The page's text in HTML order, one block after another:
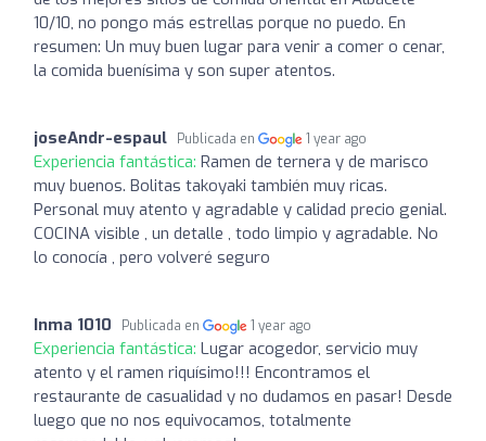
10/10, no pongo más estrellas porque no puedo. En
resumen: Un muy buen lugar para venir a comer o cenar,
la comida buenísima y son super atentos.
joseAndr-espaul Publicada en 1 year ago
Experiencia fantástica: Ramen de ternera y de marisco
muy buenos. Bolitas takoyaki también muy ricas.
Personal muy atento y agradable y calidad precio genial.
COCINA visible , un detalle , todo limpio y agradable. No
lo conocía , pero volveré seguro
Inma 1010 Publicada en 1 year ago
Experiencia fantástica: Lugar acogedor, servicio muy
atento y el ramen riquísimo!!! Encontramos el
restaurante de casualidad y no dudamos en pasar! Desde
luego que no nos equivocamos, totalmente